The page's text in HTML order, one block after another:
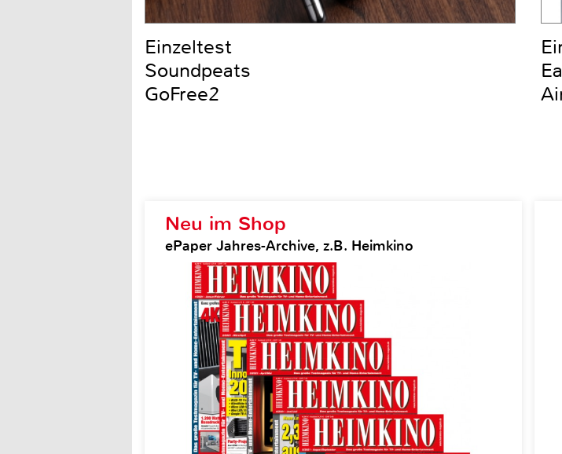
Neu im Shop
ePaper Jahres-Archive, z.B. Heimkino
Einzeltest
Soundpeats
GoFree2